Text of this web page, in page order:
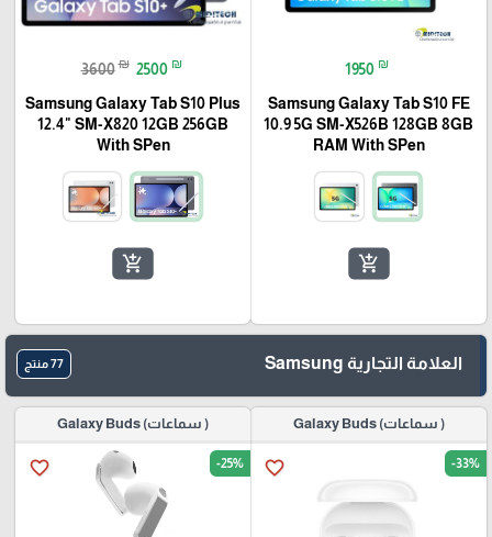
🎓
1950 ₪
Samsung Galaxy Tab S10 FE
10.9 5G SM-X526B 128GB 8GB
RAM With SPen
add_shopping_cart
3600 ₪ 2500 ₪
Samsung Galaxy Tab S10 Plus
12.4" SM-X820 12GB 256GB
With SPen
add_shopping_cart
العلامة التجارية Samsung 77 منتج
( سماعات) Galaxy Buds
favorite_border -33%
( سماعات) Galaxy Buds
favorite_border -25%